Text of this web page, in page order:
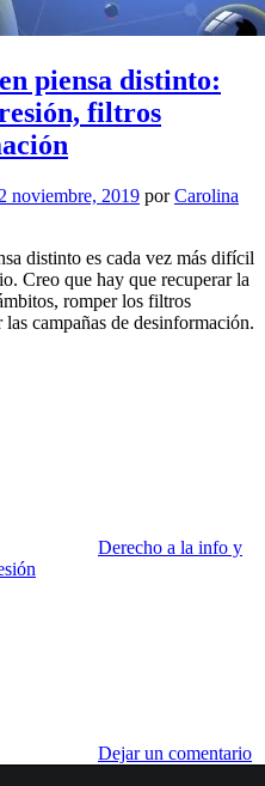
piensa distinto:
filtros
noviembre, 2019 porCarolina
distinto es cada vez más difícil
Creo que hay que recuperar la
romper los filtros
campañas de desinformación.
Derecho a la info y
Dejar un comentario